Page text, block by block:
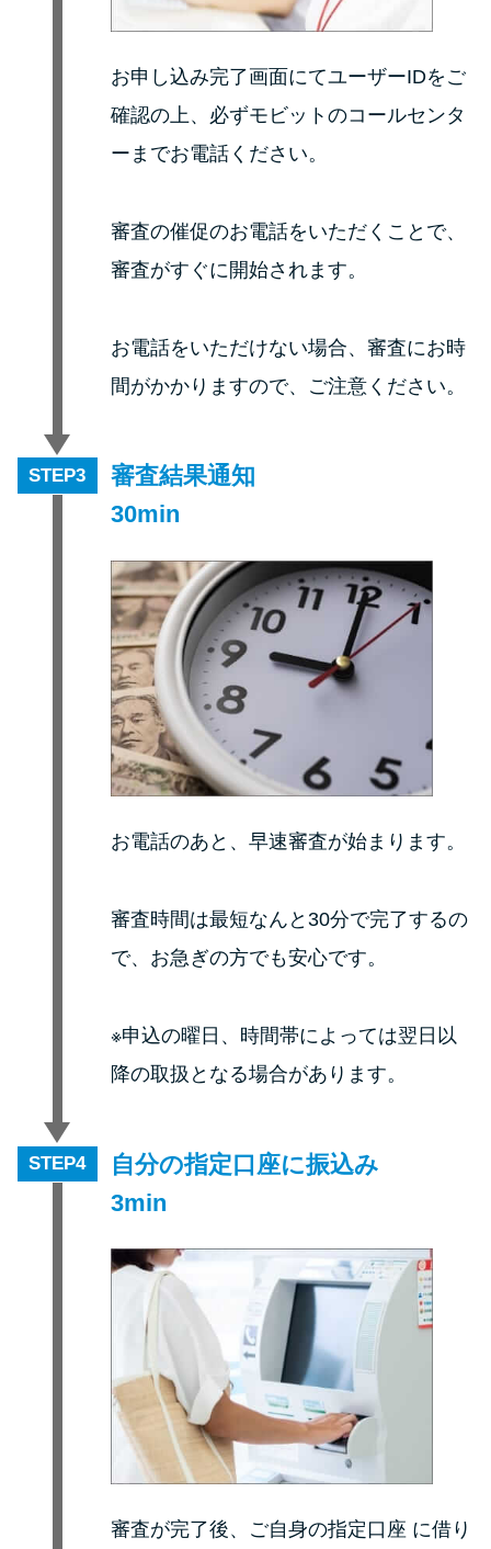
方法はどれ？
年収が低い＆他社借入があると
落ちる？バンクイックの口コミ
を分析
合わせ先とシーン別の問い合わ
せ方法
お申し込み完了画面にてユーザーIDをご
確認の上、必ずモビットのコールセンタ
ーまでお電話ください。
審査の催促のお電話をいただくことで、
審査がすぐに開始されます。
お電話をいただけない場合、審査にお時
間がかかりますので、ご注意ください。
STEP
審査結果通知
30min
お電話のあと、早速審査が始まります。
審査時間は最短なんと30分で完了するの
で、お急ぎの方でも安心です。
※申込の曜日、時間帯によっては翌日以
降の取扱となる場合があります。
STEP
自分の指定口座に振込み
3min
審査が完了後、ご自身の指定口座 に借り